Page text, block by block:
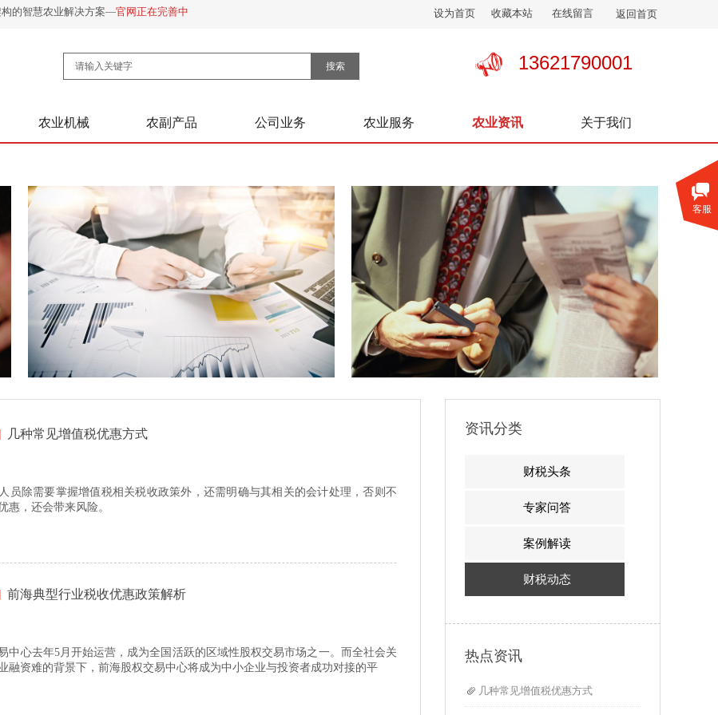
返回首页
在线留言
构的智慧农业解决方案—官网正在完善中 设为首页 收藏本站
13621790001
搜索
农业机械 农副产品 公司业务 农业服务 农业资讯 关于我们
财税头条
专家问答
案例解读
财税动态
热点资讯
资讯分类
几种常见增值税优惠方式
几种常见增值税优惠方式
员除需要掌握增值税相关税收政策外，还需明确与其相关的会计处理，否则不
惠，还会带来风险。
前海典型行业税收优惠政策解析
中心去年5月开始运营，成为全国活跃的区域性股权交易市场之一。而全社会关
融资难的背景下，前海股权交易中心将成为中小企业与投资者成功对接的平
客服